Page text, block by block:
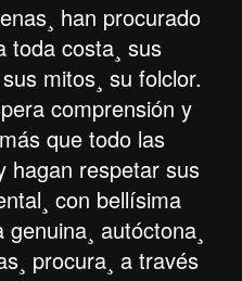
han procurado
toda costa¸ sus
mitos¸ su folclor.
comprensión y
que todo las
hagan respetar sus
con bellísima
autóctona¸
procura¸ a través